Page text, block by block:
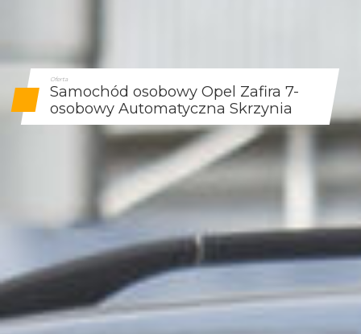
Oferta
Samochód osobowy Opel Zafira 7-
osobowy Automatyczna Skrzynia